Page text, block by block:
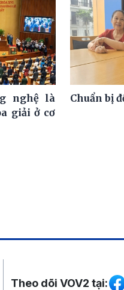
nghệ là
giải ở cơ
Chuẩn bị
Mạng xã hội
Theo dõi VOV2 tại: